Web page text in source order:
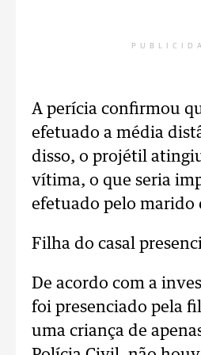
A perícia confirmou
efetuado a média
disso, o projétil
vítima, o que seria
efetuado pelo marido
Filha do casal
De acordo com a
foi presenciado pela
uma criança de